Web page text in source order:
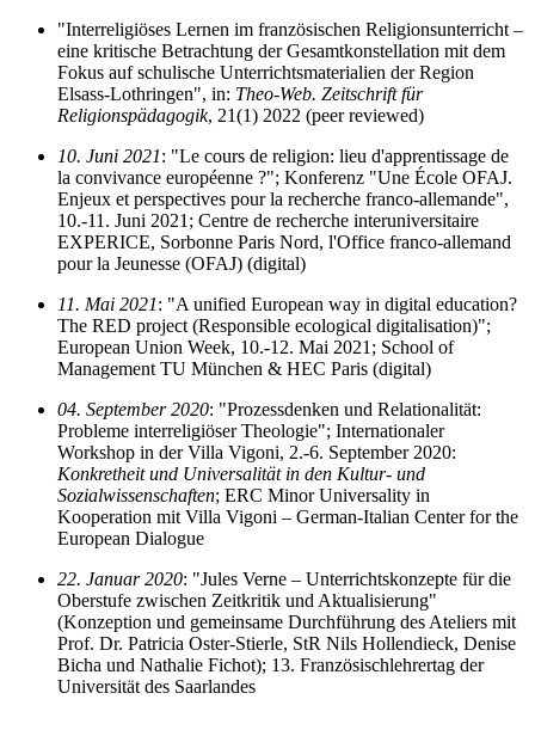
"Interreligiöses Lernen im französischen Religionsunterricht –
eine kritische Betrachtung der Gesamtkonstellation mit dem
Fokus auf schulische Unterrichtsmaterialien der Region
Elsass-Lothringen", in: Theo-Web. Zeitschrift für
Religionspädagogik, 21(1) 2022 (peer reviewed)
10. Juni 2021: "Le cours de religion: lieu d'apprentissage de
la convivance européenne ?"; Konferenz "Une École OFAJ.
Enjeux et perspectives pour la recherche franco-allemande",
10.-11. Juni 2021; Centre de recherche interuniversitaire
EXPERICE, Sorbonne Paris Nord, l'Office franco-allemand
pour la Jeunesse (OFAJ) (digital)
11. Mai 2021: "A unified European way in digital education?
The RED project (Responsible ecological digitalisation)";
European Union Week, 10.-12. Mai 2021; School of
Management TU München & HEC Paris (digital)
04. September 2020: "Prozessdenken und Relationalität:
Probleme interreligiöser Theologie"; Internationaler
Workshop in der Villa Vigoni, 2.-6. September 2020:
Konkretheit und Universalität in den Kultur- und
Sozialwissenschaften; ERC Minor Universality in
Kooperation mit Villa Vigoni – German-Italian Center for the
European Dialogue
22. Januar 2020: "Jules Verne – Unterrichtskonzepte für die
Oberstufe zwischen Zeitkritik und Aktualisierung"
(Konzeption und gemeinsame Durchführung des Ateliers mit
Prof. Dr. Patricia Oster-Stierle, StR Nils Hollendieck, Denise
Bicha und Nathalie Fichot); 13. Französischlehrertag der
Universität des Saarlandes